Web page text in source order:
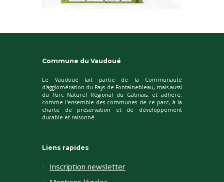
Commune du Vaudoué
Le Vaudoué fait partie de la Communauté
d'agglomération du Pays de Fontainebleau, mais aussi
du Parc Naturel Régional du Gâtinais, et adhère,
comme l'ensemble des communes de ce parc, à la
charte de préservation et de développement
durable et raisonné.
Liens rapides
Inscription newsletter